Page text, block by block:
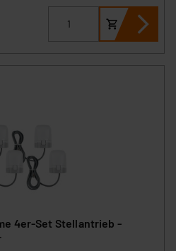
4er-Set Stellantrieb -